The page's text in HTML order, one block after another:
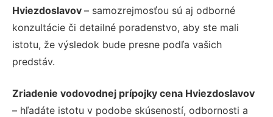
Hviezdoslavov – samozrejmosťou sú aj odborné
konzultácie či detailné poradenstvo, aby ste mali
istotu, že výsledok bude presne podľa vašich
predstáv.
Zriadenie vodovodnej prípojky cena Hviezdoslavov
– hľadáte istotu v podobe skúseností, odbornosti a